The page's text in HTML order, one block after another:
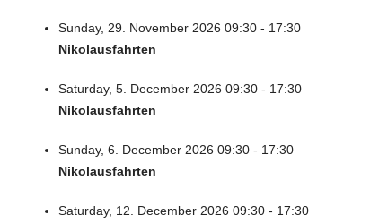
Sunday, 29. November 2026 09:30 - 17:30
Nikolausfahrten
Saturday, 5. December 2026 09:30 - 17:30
Nikolausfahrten
Sunday, 6. December 2026 09:30 - 17:30
Nikolausfahrten
Saturday, 12. December 2026 09:30 - 17:30